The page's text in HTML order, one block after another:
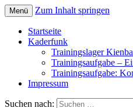
Menü Zum Inhalt springen
Startseite
Kaderfunk
Trainingslager
Trainingsaufgabe –
Trainingsaufgabe:
Impressum
Suchen nach: